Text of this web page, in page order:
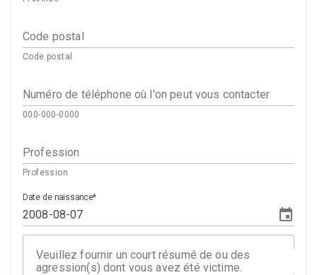
Code postal
Code postal
Numéro de téléphone où l'on peut vous contacter
000-000-0000
Profession
Profession
Date de naissance
Veuillez fournir un court résumé de ou des
agression(s) dont vous avez été victime.